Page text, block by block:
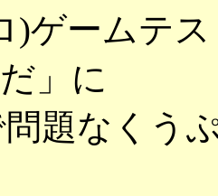
)ゲームテ
」に
問題なくう